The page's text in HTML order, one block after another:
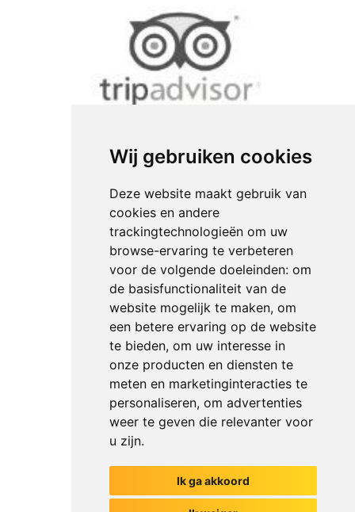
Wij gebruiken cookies
Deze website maakt gebruik van
cookies en andere
trackingtechnologieën om uw
browse-ervaring te verbeteren
voor de volgende doeleinden: om
de basisfunctionaliteit van de
website mogelijk te maken, om
een betere ervaring op de website
te bieden, om uw interesse in
onze producten en diensten te
meten en marketinginteracties te
personaliseren, om advertenties
weer te geven die relevanter voor
u zijn.
Ik ga akkoord
Het begin van jouw gesprek